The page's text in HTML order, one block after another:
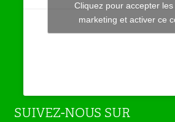
Tweets by
Cliquez pour accepter les
marketing et activer ce
SUIVEZ-NOUS SUR